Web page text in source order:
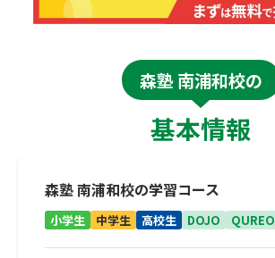
森塾 南浦和校の
基本情報
森塾 南浦和校の学習コース
小学生 中学生 高校生 DOJO QUREO